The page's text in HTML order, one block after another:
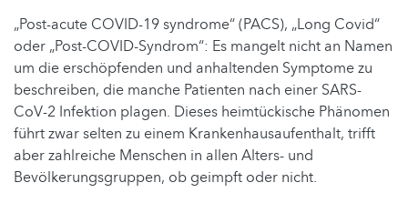
„Post-acute COVID-19 syndrome“ (PACS), „Long Covid“
oder „Post-COVID-Syndrom“: Es mangelt nicht an Namen
um die erschöpfenden und anhaltenden Symptome zu
beschreiben, die manche Patienten nach einer SARS-
CoV-2 Infektion plagen. Dieses heimtückische Phänomen
führt zwar selten zu einem Krankenhausaufenthalt, trifft
aber zahlreiche Menschen in allen Alters- und
Bevölkerungsgruppen, ob geimpft oder nicht.